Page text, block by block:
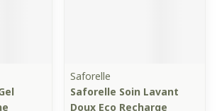
Saforelle
Saforelle Soin Lavant
Doux Eco Recharge